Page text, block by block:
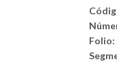
Folio: